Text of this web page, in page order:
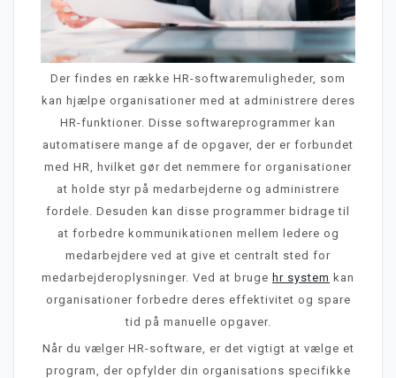
Der findes en række HR-softwaremuligheder, som
kan hjælpe organisationer med at administrere deres
HR-funktioner. Disse softwareprogrammer kan
automatisere mange af de opgaver, der er forbundet
med HR, hvilket gør det nemmere for organisationer
at holde styr på medarbejderne og administrere
fordele. Desuden kan disse programmer bidrage til
at forbedre kommunikationen mellem ledere og
medarbejdere ved at give et centralt sted for
medarbejderoplysninger. Ved at bruge hr system kan
organisationer forbedre deres effektivitet og spare
tid på manuelle opgaver.
Når du vælger HR-software, er det vigtigt at vælge et
program, der opfylder din organisations specifikke